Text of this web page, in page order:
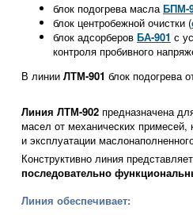
блок подогрева маслаБПМ-
блок центробежной очистки (
блок адсорберов БА-901 с
контроля пробивного
В линии ЛТМ-901 блок подогрева
Линия ЛТМ-902 предназначена
масел от механических примесей,
и эксплуатации
Конструктивно линия
последовательно
Линия обеспечивает: